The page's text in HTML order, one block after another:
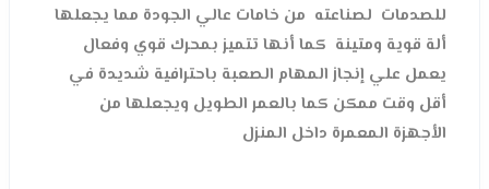
للصدمات لصناعته من خامات عالي الجودة مما يجعلها
ألة قوية ومتينة كما أنها تتميز بمحرك قوي وفعال
يعمل علي إنجاز المهام الصعبة باحترافية شديدة في
أقل وقت ممكن كما بالعمر الطويل ويجعلها من
الأجهزة المعمرة داخل المنزل